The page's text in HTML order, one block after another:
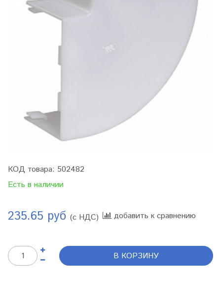
КОД товара: 502482
Есть в наличии
235.65 руб (с НДС) добавить к сравнению
В КОРЗИНУ